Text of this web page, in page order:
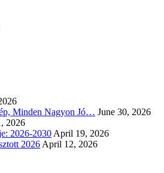
Minden Nagyon Jó… June 30, 2026
2026
2026-2030 April 19, 2026
2026 April 12, 2026